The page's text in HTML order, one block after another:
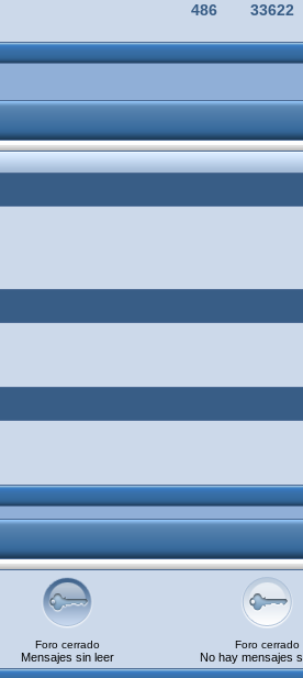
486 33622
Foro cerrado
Mensajes sin leer
Foro cerrado
No hay mensajes